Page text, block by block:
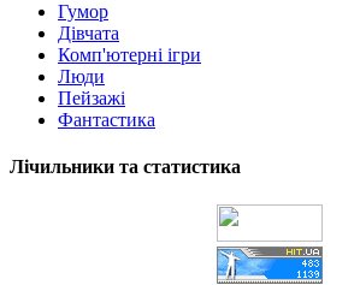
Гумор
Дівчата
Комп'ютерні ігри
Люди
Пейзажі
Фантастика
Лічильники та статистика